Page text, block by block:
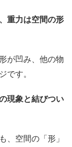
重力は空間の形
が凹み、他の物
です。
現象と結びつい
、空間の「形」